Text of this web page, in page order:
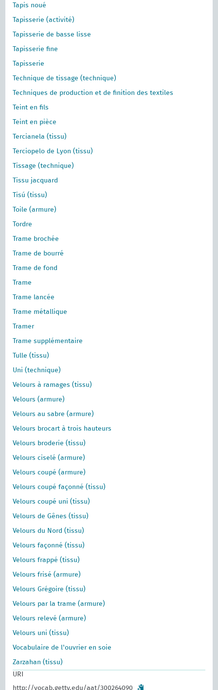
Tapis noué
Tapisserie (activité)
Tapisserie de basse lisse
Tapisserie fine
Tapisserie
Technique de tissage (technique)
Techniques de production et de finition des textiles
Teint en fils
Teint en pièce
Tercianela (tissu)
Terciopelo de Lyon (tissu)
Tissage (technique)
Tissu jacquard
Tisú (tissu)
Toile (armure)
Tordre
Trame brochée
Trame de bourré
Trame de fond
Trame
Trame lancée
Trame métallique
Tramer
Trame supplémentaire
Tulle (tissu)
Uni (technique)
Velours à ramages (tissu)
Velours (armure)
Velours au sabre (armure)
Velours brocart à trois hauteurs
Velours broderie (tissu)
Velours ciselé (armure)
Velours coupé (armure)
Velours coupé façonné (tissu)
Velours coupé uni (tissu)
Velours de Gênes (tissu)
Velours du Nord (tissu)
Velours façonné (tissu)
Velours frappé (tissu)
Velours frisé (armure)
Velours Grégoire (tissu)
Velours par la trame (armure)
Velours relevé (armure)
Velours uni (tissu)
Vocabulaire de l'ouvrier en soie
Zarzahan (tissu)
URI
http://vocab.getty.edu/aat/300264090